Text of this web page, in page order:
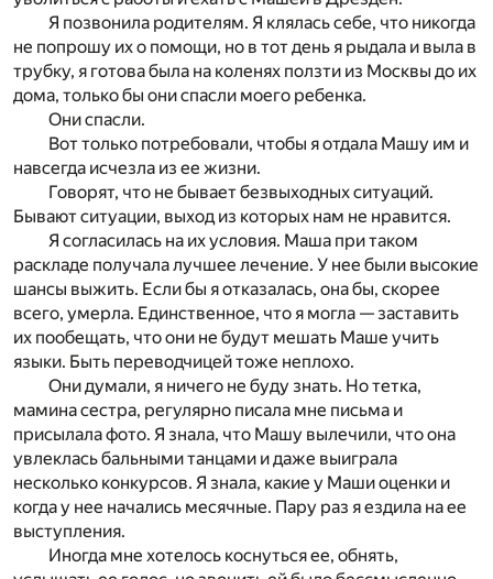
Я позвонила родителям. Я клялась себе, что никогда
не попрошу их о помощи, но в тот день я рыдала и выла в
трубку, я готова была на коленях ползти из Москвы до их
дома, только бы они спасли моего ребенка.
Они спасли.
Вот только потребовали, чтобы я отдала Машу им и
навсегда исчезла из ее жизни.
Говорят, что не бывает безвыходных ситуаций.
Бывают ситуации, выход из которых нам не нравится.
Я согласилась на их условия. Маша при таком
раскладе получала лучшее лечение. У нее были высокие
шансы выжить. Если бы я отказалась, она бы, скорее
всего, умерла. Единственное, что я могла — заставить
их пообещать, что они не будут мешать Маше учить
языки. Быть переводчицей тоже неплохо.
Они думали, я ничего не буду знать. Но тетка,
мамина сестра, регулярно писала мне письма и
присылала фото. Я знала, что Машу вылечили, что она
увлеклась бальными танцами и даже выиграла
несколько конкурсов. Я знала, какие у Маши оценки и
когда у нее начались месячные. Пару раз я ездила на ее
выступления.
Иногда мне хотелось коснуться ее, обнять,